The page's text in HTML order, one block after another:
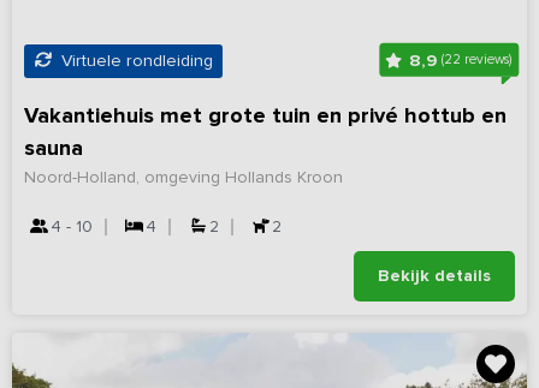
Virtuele rondleiding 8,9 (22 reviews)
Vakantiehuis met grote tuin en privé hottub en
sauna
Noord-Holland, omgeving Hollands Kroon
4 - 10 4 2 2
Bekijk details